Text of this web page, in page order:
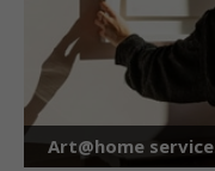
Art@home service